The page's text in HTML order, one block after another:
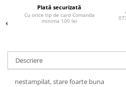
Plată securizată
Cu orice tip de card Comanda
minima 100 lei
Descriere
nestampilat, stare foarte buna